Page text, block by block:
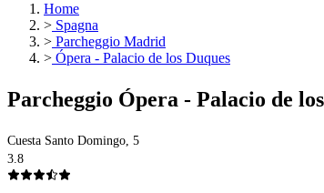
Home
> Spagna
> Parcheggio Madrid
> Ópera - Palacio de los Duques
Parcheggio Ópera - Palacio de
Cuesta Santo Domingo, 5
3.8